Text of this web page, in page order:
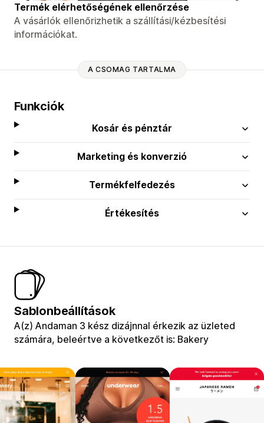
Termék elérhetőségének ellenőrzése
A vásárlók ellenőrizhetik a szállítási/kézbesítési
információkat.
A CSOMAG TARTALMA
Funkciók
Kosár és pénztár
Marketing és konverzió
Termékfelfedezés
Értékesítés
Sablonbeállítások
A(z) Andaman 3 kész dizájnnal érkezik az üzleted
számára, beleértve a következőt is: Bakery